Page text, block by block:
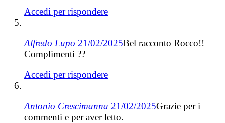
Accedi per rispondere
Alfredo Lupo 21/02/2025Bel racconto Rocco!!
Complimenti ??
Accedi per rispondere
Antonio Crescimanna 21/02/2025Grazie per i
commenti e per aver letto.